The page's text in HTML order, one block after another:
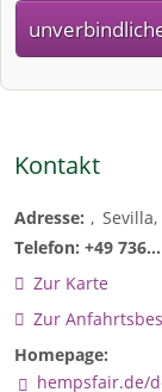
Kontakt
Adresse: Sevilla
Telefon: +49 736...
Zur Karte
Zur
Homepage:
hempsfair.de/